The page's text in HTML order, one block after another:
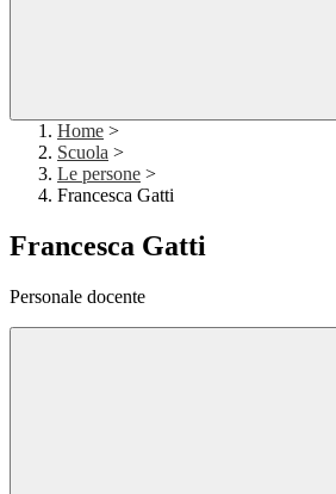
Home >
Scuola >
Le persone >
Francesca Gatti
Francesca Gatti
Personale docente